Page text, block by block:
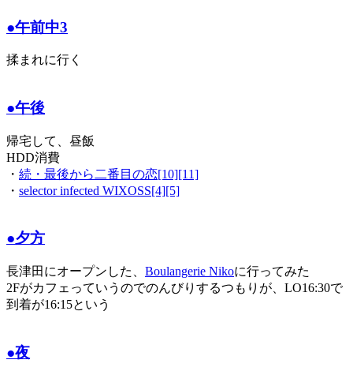
●午前中3
揉まれに行く
●午後
帰宅して、昼飯
HDD消費
・ 続・最後から二番目の恋[10][11]
・ selector infected WIXOSS[4][5]
●夕方
長津田にオープンした、 Boulangerie Nikoに行ってみた
2Fがカフェっていうのでのんびりするつもりが、LO16:30で
到着が16:15という
●夜